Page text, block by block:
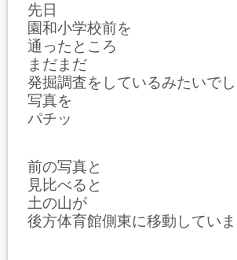
先日
園和小学校前を
通ったところ
まだまだ
発掘調査をしているみたいで
写真を
パチッ
前の写真と
見比べると
土の山が
後方体育館側東に移動していま